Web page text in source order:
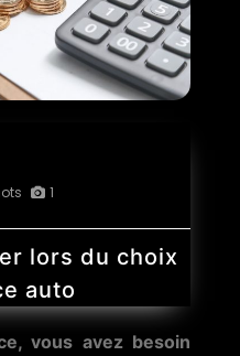
1
lors du choix
auto
vous avez besoin